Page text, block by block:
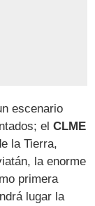
escenario
elCLME
la Tierra,
la enorme
primera
lugar la